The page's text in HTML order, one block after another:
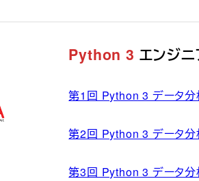
Python 3 エンジ
第1回 Python 3 データ
第2回 Python 3 データ
第3回 Python 3 データ